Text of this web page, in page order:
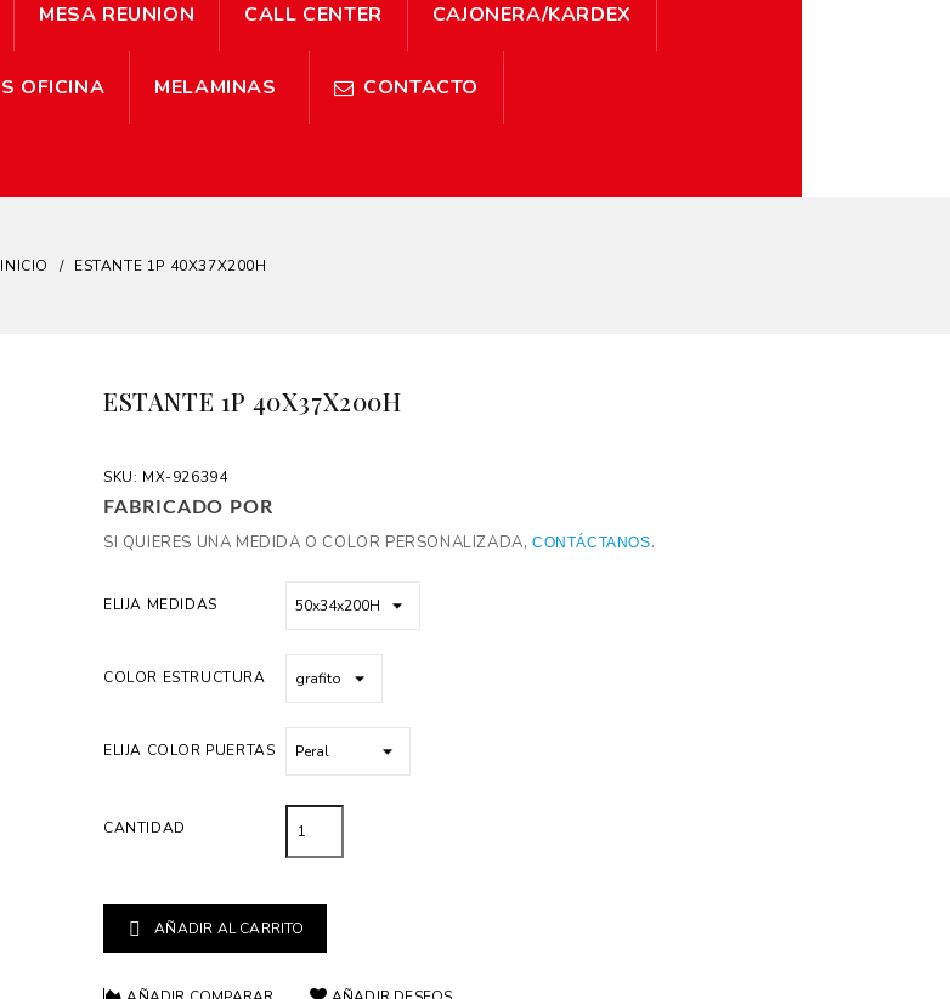
MESA REUNION CALL CENTER CAJONERA/KARDEX
OFICINA MELAMINAS CONTACTO
INICIO ESTANTE 1P 40X37X200H
ESTANTE 1P 40X37X200H
SKU: MX-926394
FABRICADO POR
SI QUIERES UNA MEDIDA O COLOR PERSONALIZADA,CONTÁCTANOS.
ELIJA MEDIDAS
COLOR ESTRUCTURA
ELIJA COLOR PUERTAS
CANTIDAD
 AÑADIR AL CARRITO